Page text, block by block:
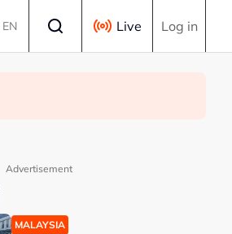
EN Live Log in
Advertisement
MALAYSIA